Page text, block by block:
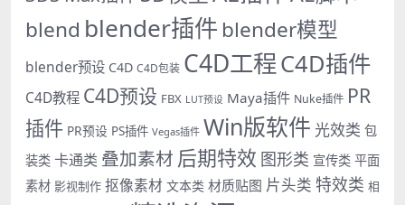
blend blender插件 blender模型
blender预设 C4D C4D包装 C4D工程C4D插件
C4D教程 C4D预设 FBX LUT预设 Maya插件 Nuke插件 PR
插件 PR预设 PS插件 Vegas插件 Win版软件 光效类 包
装类 卡通类 叠加素材 后期特效 图形类 宣传类 平面
素材 影视制作 抠像素材 文本类 材质贴图 片头类 特效类 相